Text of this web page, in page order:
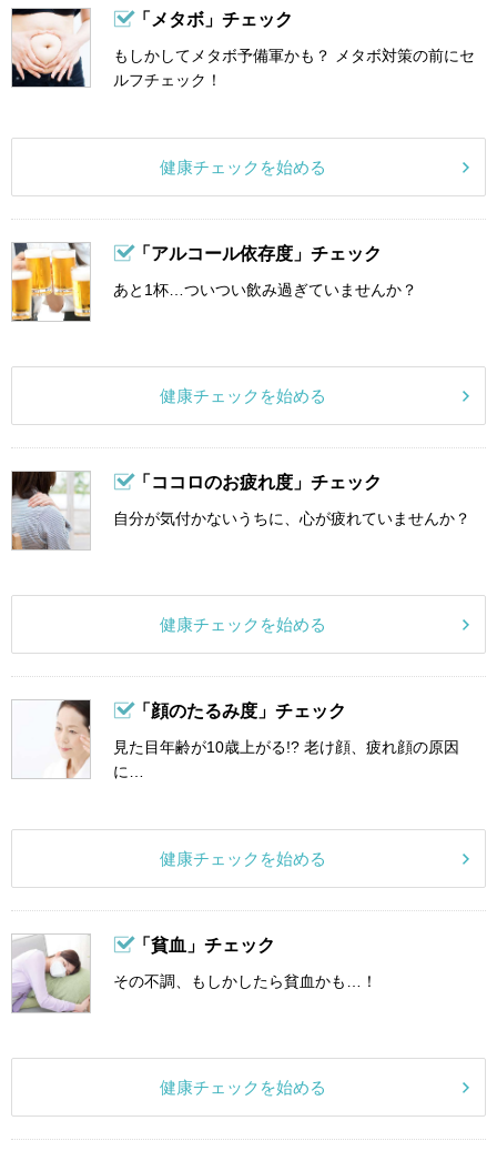
「メタボ」チェック
もしかしてメタボ予備軍かも？ メタボ対策の前にセ
ルフチェック！
健康チェックを始める
「アルコール依存度」チェック
あと1杯…ついつい飲み過ぎていませんか？
健康チェックを始める
「ココロのお疲れ度」チェック
自分が気付かないうちに、心が疲れていませんか？
健康チェックを始める
「顔のたるみ度」チェック
見た目年齢が10歳上がる!? 老け顔、疲れ顔の原因
に…
健康チェックを始める
「貧血」チェック
その不調、もしかしたら貧血かも…！
健康チェックを始める